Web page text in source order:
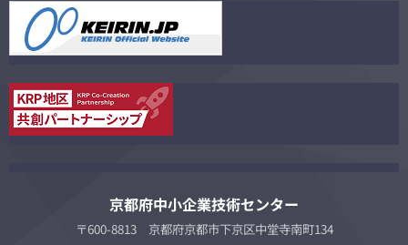
京都府中小企業技術センター
〒600-8813 京都府京都市下京区中堂寺南町134